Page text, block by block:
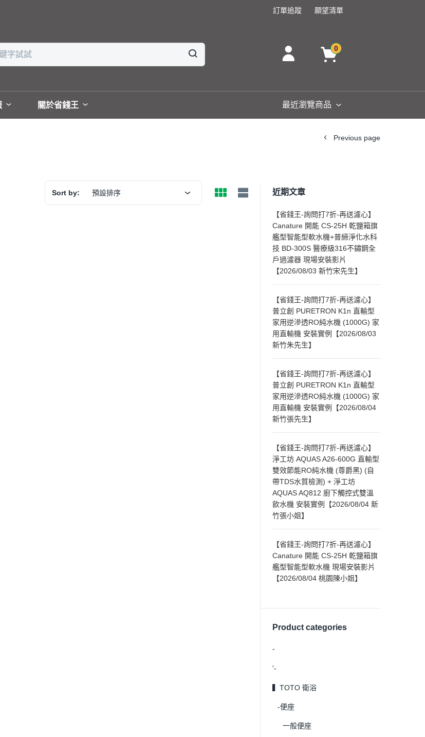
訂單追蹤 願望清單
0
關於省錢王 最近瀏覽商品
Previous page
Sort by: 預設排序 近期文章
【省錢王-詢問打7折-再送濾心】
Canature 開能 CS-25H 乾鹽箱旗
艦型智能型軟水機+普締淨化水科
技 BD-300S 醫療級316不鏽鋼全
戶過濾器 現場安裝影片
【2026/08/03 新竹宋先生】
【省錢王-詢問打7折-再送濾心】
普立創 PURETRON K1n 直輸型
家用逆滲透RO純水機 (1000G) 家
用直輸機 安裝實例【2026/08/03
新竹朱先生】
【省錢王-詢問打7折-再送濾心】
普立創 PURETRON K1n 直輸型
家用逆滲透RO純水機 (1000G) 家
用直輸機 安裝實例【2026/08/04
新竹張先生】
【省錢王-詢問打7折-再送濾心】
淨工坊 AQUAS A26-600G 直輸型
雙效節能RO純水機 (尊爵黑) (自
帶TDS水質檢測) + 淨工坊
AQUAS AQ812 廚下觸控式雙溫
飲水機 安裝實例【2026/08/04 新
竹張小姐】
【省錢王-詢問打7折-再送濾心】
Canature 開能 CS-25H 乾鹽箱旗
艦型智能型軟水機 現場安裝影片
【2026/08/04 桃園陳小姐】
Product categories
-
'-
▍TOTO 衛浴
-便座
一般便座